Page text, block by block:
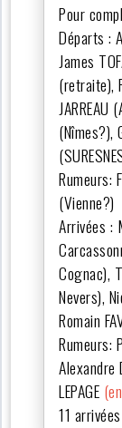
Pour
Départs :
James
(retraite),
JARREAU
(Nîmes?),
Rumeurs:
(Vienne?)
Arrivées :
Cognac),
Nevers),
Romain
Rumeurs:
Alexandre
LEPAGE
11